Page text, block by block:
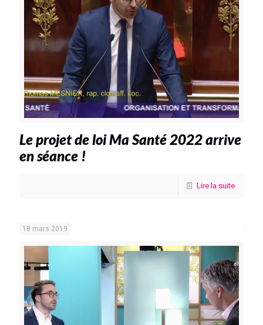
Le projet de loi Ma Santé 2022 arrive
en séance !
Lire la suite
18 mars 2019